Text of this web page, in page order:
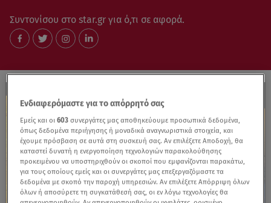
Συντονίσου στο star.gr για ό,τι σε αφορά.
Ενδιαφερόμαστε για το απόρρητό σας
Εμείς και οι603 συνεργάτες μας αποθηκεύουμε προσωπικά δεδομένα,
όπως δεδομένα περιήγησης ή μοναδικά αναγνωριστικά στοιχεία, και
έχουμε πρόσβαση σε αυτά στη συσκευή σας. Αν επιλέξετε Αποδοχή, θα
καταστεί δυνατή η ενεργοποίηση τεχνολογιών παρακολούθησης
προκειμένου να υποστηριχθούν οι σκοποί που εμφανίζονται παρακάτω,
για τους οποίους εμείς και οι συνεργάτες μας επεξεργαζόμαστε τα
δεδομένα με σκοπό την παροχή υπηρεσιών. Αν επιλέξετε Απόρριψη όλων
όλων ή αποσύρετε τη συγκατάθεσή σας, οι εν λόγω τεχνολογίες θα